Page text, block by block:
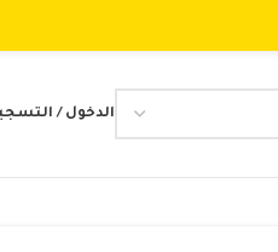
الدخول /